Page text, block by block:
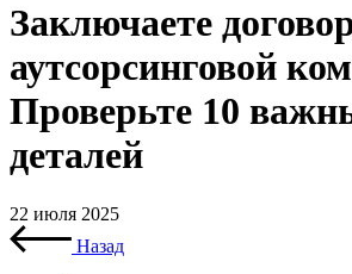
Заключаете
аутсорсинговой
Проверьте 10
деталей
22 июля 2025
Назад